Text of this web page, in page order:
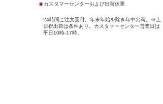
ポイントご利用案内
■ カスタマーセンターおよび出荷休業
24時間ご注文受付。年末年始を除き年中出荷。※土
日祝出荷は条件あり。カスタマーセンター営業日は
平日10時-17時。